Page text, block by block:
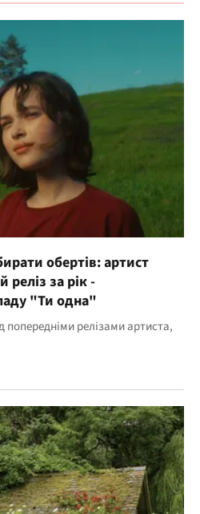
обертів: артист
реліз за рік -
"Ти одна"
релізами артиста,